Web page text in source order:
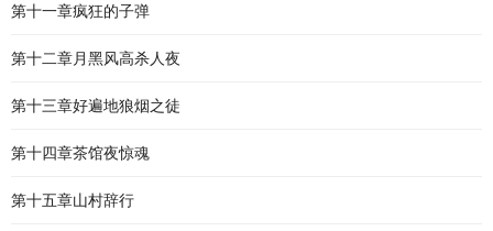
第十一章疯狂的子弹
第十二章月黑风高杀人夜
第十三章好遍地狼烟之徒
第十四章茶馆夜惊魂
第十五章山村辞行